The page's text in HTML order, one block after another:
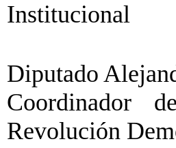
Institucional
Diputado
Coordinador
Revolución